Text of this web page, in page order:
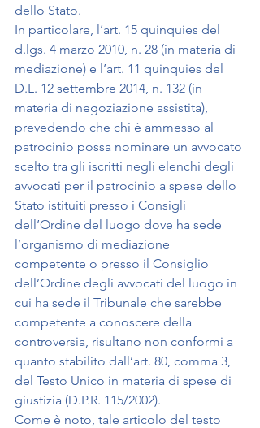
dello Stato.
In particolare, l’art. 15 quinquies del
d.lgs. 4 marzo 2010, n. 28 (in materia di
mediazione) e l’art. 11 quinquies del
D.L. 12 settembre 2014, n. 132 (in
materia di negoziazione assistita),
prevedendo che chi è ammesso al
patrocinio possa nominare un avvocato
scelto tra gli iscritti negli elenchi degli
avvocati per il patrocinio a spese dello
Stato istituiti presso i Consigli
dell’Ordine del luogo dove ha sede
l’organismo di mediazione
competente o presso il Consiglio
dell’Ordine degli avvocati del luogo in
cui ha sede il Tribunale che sarebbe
competente a conoscere della
controversia, risultano non conformi a
quanto stabilito dall’art. 80, comma 3,
del Testo Unico in materia di spese di
giustizia (D.P.R. 115/2002).
Come è noto, tale articolo del testo